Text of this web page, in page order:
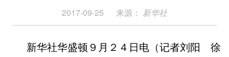
2017-09-25 来源： 新华社
新华社华盛顿９月２４日电（记者刘阳 徐